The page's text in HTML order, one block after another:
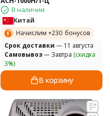
В наличии
Китай
Начислим +230 бонусов
Cрок доставки — 11 августа
Самовывоз— Завтра (скидка
3%)
В корзину